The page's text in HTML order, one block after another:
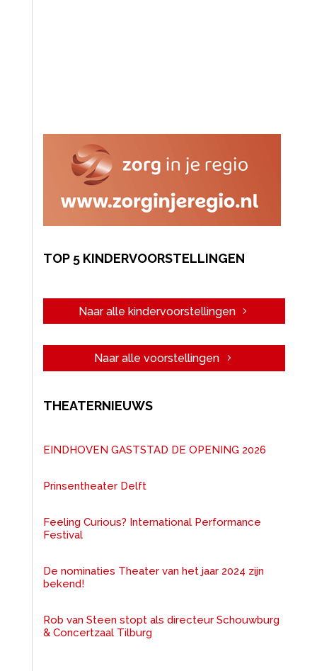
TOP 5 KINDERVOORSTELLINGEN
Naar alle kindervoorstellingen
Naar alle voorstellingen
THEATERNIEUWS
EINDHOVEN GASTSTAD DE OPENING 2026
Prinsentheater Delft
Feeling Curious? International Performance
Festival
De nominaties Theater van het jaar 2024 zijn
bekend!
Rob van Steen stopt als directeur Schouwburg
& Concertzaal Tilburg